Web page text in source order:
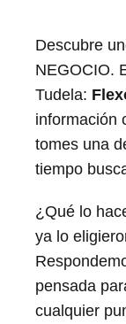
Descubre
NEGOCIO.
Tudela:
información
tomes una
tiempo
¿Qué lo
ya lo
pensada
cualquier